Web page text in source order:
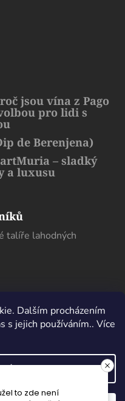
Dalším procházením
s jejich používáním.. Více
jsou vína z Pago
pro lidi s
de Berenjena)
– sladký
a luxusu
talíře lahodných
to zde není